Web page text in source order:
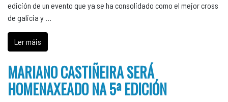
edición de un evento que ya se ha consolidado como el mejor cross
de galicia y …
Ler máis
MARIANO CASTIÑEIRA SERÁ
HOMENAXEADO NA 5ª EDICIÓN